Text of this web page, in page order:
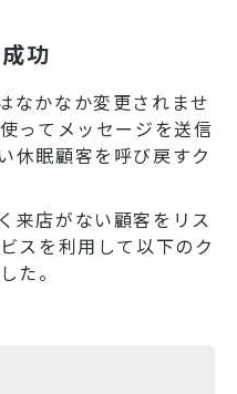
功
なかなか変更されませ
ってメッセージを送信
休眠顧客を呼び戻すク
来店がない顧客をリス
スを利用して以下のク
た。